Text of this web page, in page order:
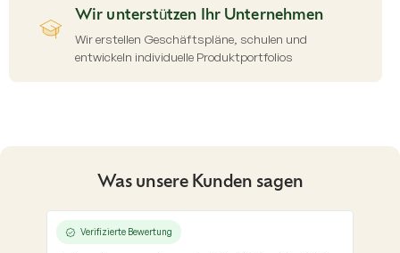
Wir unterstützen Ihr Unternehmen
Wir erstellen Geschäftspläne, schulen und
entwickeln individuelle Produktportfolios
Was unsere Kunden sagen
Verifizierte Bewertung